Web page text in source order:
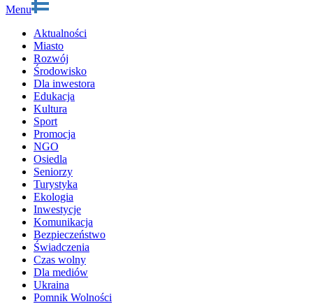
Menu
Aktualności
Miasto
Rozwój
Środowisko
Dla inwestora
Edukacja
Kultura
Sport
Promocja
NGO
Osiedla
Seniorzy
Turystyka
Ekologia
Inwestycje
Komunikacja
Bezpieczeństwo
Świadczenia
Czas wolny
Dla mediów
Ukraina
Pomnik Wolności